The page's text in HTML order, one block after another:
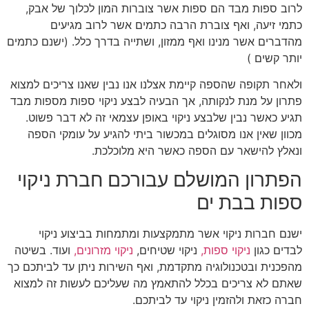
לרוב ספות מבד הם ספות אשר צוברות המון לכלוך של אבק,
כתמי זיעה, ואף צוברת הרבה כתמים אשר לרוב מגיעים
מהדברים אשר מנינו ואף ממזון, ושתייה בדרך כלל. (ישנם כתמים
יותר קשים )
ולאחר תקופה שהספה קיימת אצלנו אנו נבין שאנו צריכים למצוא
פתרון על מנת לנקותה, אך הבעיה לבצע ניקוי ספות מספות מבד
תגיע כאשר נבין שלבצע ניקוי באופן עצמאי זה לא דבר פשוט.
מכוון שאין אנו מסוגלים במכשור ביתי להגיע על עומקי הספה
ונאלץ להישאר עם הספה כאשר היא מלוכלכת.
הפתרון המושלם עבורכם חברת ניקוי
ספות בבת ים
ישנם חברות ניקוי אשר מתמקצעות ומתמחות בביצוע ניקוי
לבדים כגון ניקוי ספות, ניקוי שטיחים, ניקוי מזרונים, ועוד. בשיטה
מהפכנית ובטכנולוגיה מתקדמת, ואף השירות ניתן עד לביתכם כך
שאתם לא צריכים בכלל להתאמץ מה שעליכם לעשות זה למצוא
חברה כזאת ולהזמין ניקוי עד לביתכם.